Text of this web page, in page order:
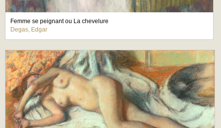
Femme se peignant ou La chevelure
Degas, Edgar